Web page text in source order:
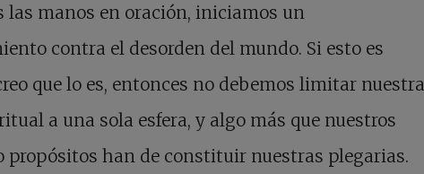
las manos en oración, iniciamos un
contra el desorden del mundo. Si esto es
que lo es, entonces no debemos limitar nuestra
a una sola esfera, y algo más que nuestros
propósitos han de constituir nuestras plegarias.